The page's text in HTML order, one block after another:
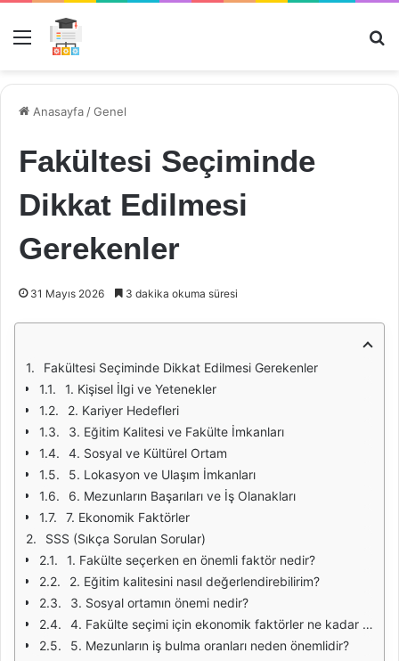
Menü
Anasayfa /Genel
Fakültesi Seçiminde
Dikkat Edilmesi
Gerekenler
31 Mayıs 2026 3 dakika okuma süresi
Fakültesi Seçiminde Dikkat Edilmesi Gerekenler
1. Kişisel İlgi ve Yetenekler
2. Kariyer Hedefleri
3. Eğitim Kalitesi ve Fakülte İmkanları
4. Sosyal ve Kültürel Ortam
5. Lokasyon ve Ulaşım İmkanları
6. Mezunların Başarıları ve İş Olanakları
7. Ekonomik Faktörler
SSS (Sıkça Sorulan Sorular)
1. Fakülte seçerken en önemli faktör nedir?
2. Eğitim kalitesini nasıl değerlendirebilirim?
3. Sosyal ortamın önemi nedir?
4. Fakülte seçimi için ekonomik faktörler ne kadar önemlidir?
5. Mezunların iş bulma oranları neden önemlidir?